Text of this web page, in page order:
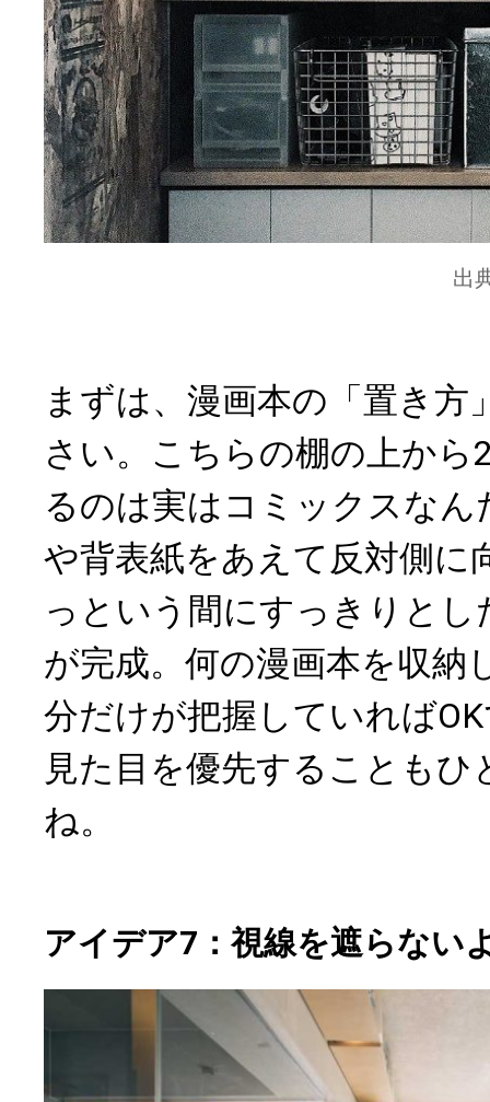
出
まずは、漫画本の「置き方
さい。こちらの棚の上から
るのは実はコミックスなん
や背表紙をあえて反対側に
っという間にすっきりと
が完成。何の漫画本を収納
分だけが把握していれば
見た目を優先することもひ
ね。
アイデア7：視線を遮らない